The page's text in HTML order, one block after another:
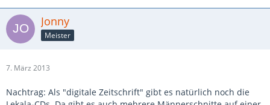
Jonny
Meister
7. März 2013
Nachtrag: Als "digitale Zeitschrift" gibt es natürlich noch die